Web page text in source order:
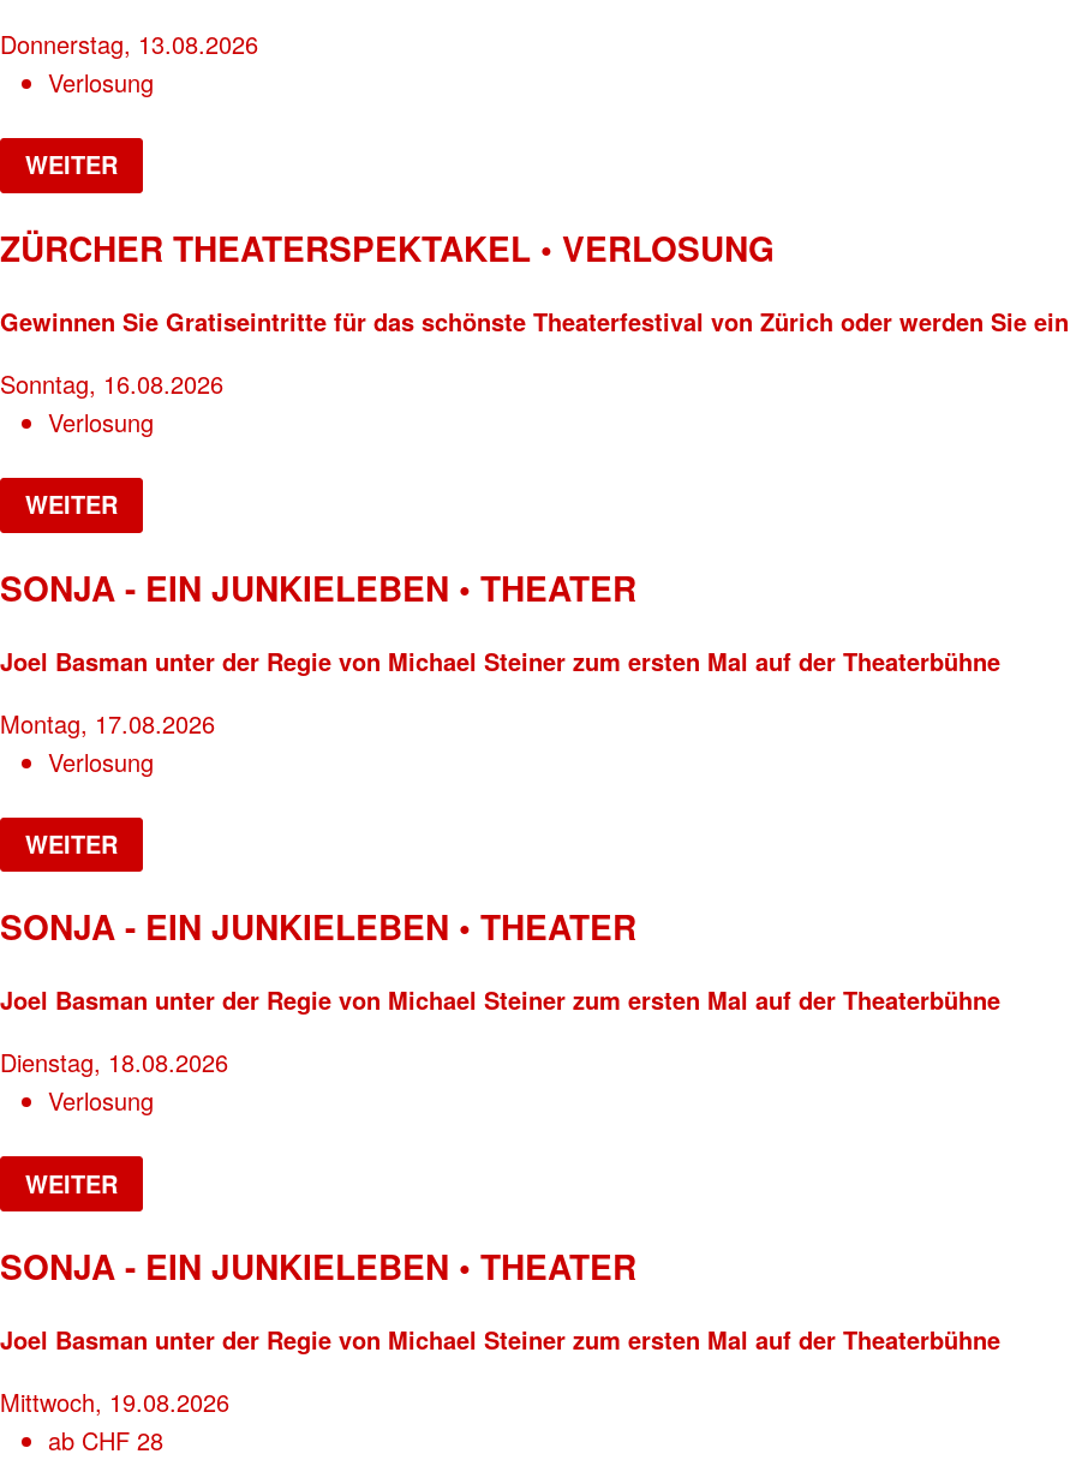
Donnerstag, 13.08.2026
Verlosung
WEITER
ZÜRCHER THEATERSPEKTAKEL • VERLOSUNG
Gewinnen Sie Gratiseintritte für das schönste Theaterfestival von Zürich oder werden Sie
Sonntag, 16.08.2026
Verlosung
WEITER
SONJA - EIN JUNKIELEBEN • THEATER
Joel Basman unter der Regie von Michael Steiner zum ersten Mal auf der Theaterbühne
Montag, 17.08.2026
Verlosung
WEITER
SONJA - EIN JUNKIELEBEN • THEATER
Joel Basman unter der Regie von Michael Steiner zum ersten Mal auf der Theaterbühne
Dienstag, 18.08.2026
Verlosung
WEITER
SONJA - EIN JUNKIELEBEN • THEATER
Joel Basman unter der Regie von Michael Steiner zum ersten Mal auf der Theaterbühne
Mittwoch, 19.08.2026
ab CHF 28